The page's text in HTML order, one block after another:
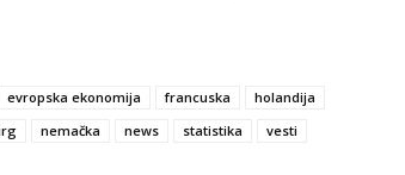
evropska ekonomija francuska
holandija
nemačka news statistika
vesti